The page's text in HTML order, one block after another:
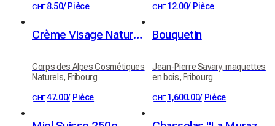
CHF 8.50/ Pièce CHF 12.00/ Pièce
Crème Visage Naturelle Fleur d'Immortelle
Corps des Alpes Cosmétiques
Naturels, Fribourg
CHF47.00/ Pièce
Bouquetin
Jean-Pierre Savary, maquettes
en bois, Fribourg
CHF 1,600.00/ Pièce